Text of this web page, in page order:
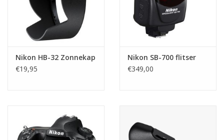
Nikon HB-32 Zonnekap
€19,95
Nikon SB-700 flitser
€349,00